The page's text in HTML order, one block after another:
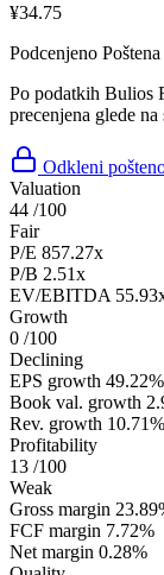
¥34.75
Podcenjeno
Po podatkih Bulios
precenjena glede
Odkleni
Valuation
44 /100
Fair
P/E 857.27x
P/B 2.51x
EV/EBITDA
Growth
0 /100
Declining
EPS growth 49.22%
Book val. growth
Rev. growth 10.71%
Profitability
13 /100
Weak
Gross margin
FCF margin 7.72%
Net margin 0.28%